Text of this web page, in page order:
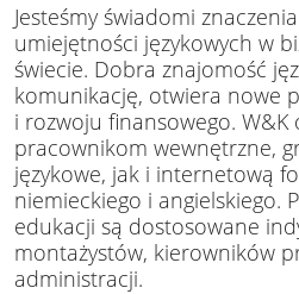
Jesteśmy świadomi
umiejętności językowych w
świecie. Dobra znajomość
komunikację, otwiera nowe
i rozwoju finansowego. W&K
pracownikom wewnętrzne,
językowe, jak i internetową
niemieckiego i angielskiego.
edukacji są dostosowane
montażystów, kierowników
administracji.